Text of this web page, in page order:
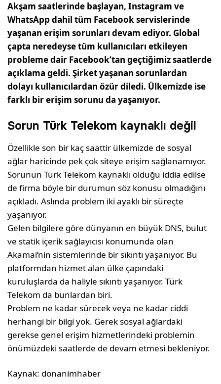
Akşam saatlerinde başlayan, Instagram ve
WhatsApp dahil tüm Facebook servislerinde
yaşanan erişim sorunları devam ediyor. Global
çapta neredeyse tüm kullanıcıları etkileyen
probleme dair Facebook’tan geçtiğimiz saatlerde
açıklama geldi. Şirket yaşanan sorunlardan
dolayı kullanıcılardan özür diledi. Ülkemizde ise
farklı bir erişim sorunu da yaşanıyor.
Sorun Türk Telekom kaynaklı değil
Özellikle son bir kaç saattir ülkemizde de sosyal
ağlar haricinde pek çok siteye erişim sağlanamıyor.
Sorunun Türk Telekom kaynaklı olduğu iddia edilse
de firma böyle bir durumun söz konusu olmadığını
açıkladı. Aslında problem iki ayaklı bir süreçte
yaşanıyor.
Gelen bilgilere göre dünyanın en büyük DNS, bulut
ve statik içerik sağlayıcısı konumunda olan
Akamai’nin sistemlerinde bir sıkıntı yaşanıyor. Bu
platformdan hizmet alan ülke çapındaki
kuruluşlarda da haliyle sıkıntı yaşanıyor. Türk
Telekom da bunlardan biri.
Problem ne kadar sürecek veya ne kadar ciddi
herhangi bir bilgi yok. Gerek sosyal ağlardaki
gerekse genel erişim hizmetlerindeki problemin
önümüzdeki saatlerde de devam etmesi bekleniyor.
Kaynak: donanimhaber